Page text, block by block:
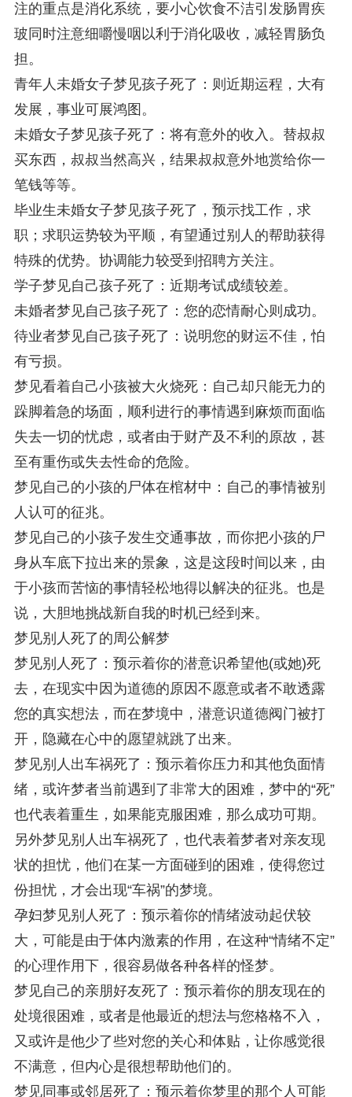
注的重点是消化系统，要小心饮食不洁引发肠胃疾
玻同时注意细嚼慢咽以利于消化吸收，减轻胃肠负
担。
青年人未婚女子梦见孩子死了：则近期运程，大有
发展，事业可展鸿图。
未婚女子梦见孩子死了：将有意外的收入。替叔叔
买东西，叔叔当然高兴，结果叔叔意外地赏给你一
笔钱等等。
毕业生未婚女子梦见孩子死了，预示找工作，求
职；求职运势较为平顺，有望通过别人的帮助获得
特殊的优势。协调能力较受到招聘方关注。
学子梦见自己孩子死了：近期考试成绩较差。
未婚者梦见自己孩子死了：您的恋情耐心则成功。
待业者梦见自己孩子死了：说明您的财运不佳，怕
有亏损。
梦见看着自己小孩被大火烧死：自己却只能无力的
跺脚着急的场面，顺利进行的事情遇到麻烦而面临
失去一切的忧虑，或者由于财产及不利的原故，甚
至有重伤或失去性命的危险。
梦见自己的小孩的尸体在棺材中：自己的事情被别
人认可的征兆。
梦见自己的小孩子发生交通事故，而你把小孩的尸
身从车底下拉出来的景象，这是这段时间以来，由
于小孩而苦恼的事情轻松地得以解决的征兆。也是
说，大胆地挑战新自我的时机已经到来。
梦见别人死了的周公解梦
梦见别人死了：预示着你的潜意识希望他(或她)死
去，在现实中因为道德的原因不愿意或者不敢透露
您的真实想法，而在梦境中，潜意识道德阀门被打
开，隐藏在心中的愿望就跳了出来。
梦见别人出车祸死了：预示着你压力和其他负面情
绪，或许梦者当前遇到了非常大的困难，梦中的“死”
也代表着重生，如果能克服困难，那么成功可期。
另外梦见别人出车祸死了，也代表着梦者对亲友现
状的担忧，他们在某一方面碰到的困难，使得您过
份担忧，才会出现“车祸”的梦境。
孕妇梦见别人死了：预示着你的情绪波动起伏较
大，可能是由于体内激素的作用，在这种“情绪不定”
的心理作用下，很容易做各种各样的怪梦。
梦见自己的亲朋好友死了：预示着你的朋友现在的
处境很困难，或者是他最近的想法与您格格不入，
又或许是他少了些对您的关心和体贴，让你感觉很
不满意，但内心是很想帮助他们的。
梦见同事或邻居死了：预示着你梦里的那个人可能